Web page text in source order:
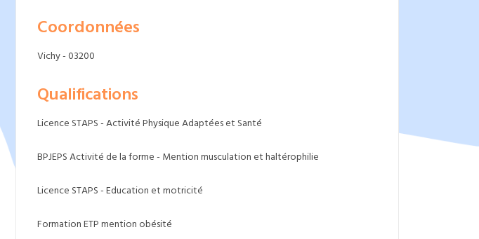
Coordonnées
Vichy - 03200
Qualifications
Licence STAPS - Activité Physique Adaptées et Santé
BPJEPS Activité de la forme - Mention musculation et haltérophilie
Licence STAPS - Education et motricité
Formation ETP mention obésité